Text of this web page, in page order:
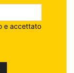
e accettato